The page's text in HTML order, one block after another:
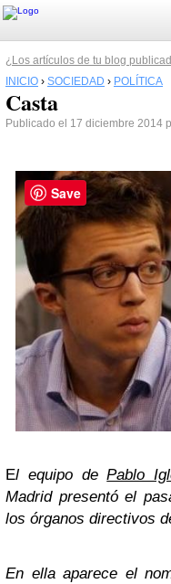
¿Los artículos de tu blog
INICIO › SOCIEDAD › POLÍTICA
Casta
Publicado el 17 diciembre 2014
El equipo dePablo
Madrid presentó el
los órganos directivos
En ella aparece el
Save